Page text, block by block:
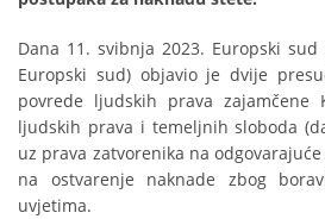
Dana 11. svibnja 2023. Europski
Europski sud) objavio je dvije
povrede ljudskih prava zajamčene
ljudskih prava i temeljnih sloboda
uz prava zatvorenika na
na ostvarenje naknade zbog
uvjetima.